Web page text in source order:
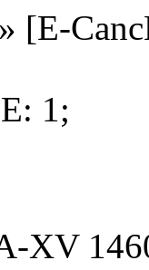
[E-
E: 1;
XV